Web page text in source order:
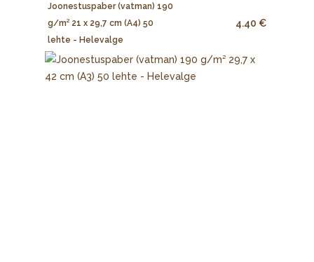
Joonestuspaber (vatman) 190
g/m² 21 x 29,7 cm (A4) 50
lehte - Helevalge
4.40 €